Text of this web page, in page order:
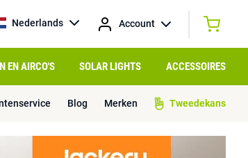
Nederlands Account
EN AIRCO'S SOLAR LIGHTS ACCESSOIRES
Blog Merken Tweedekans